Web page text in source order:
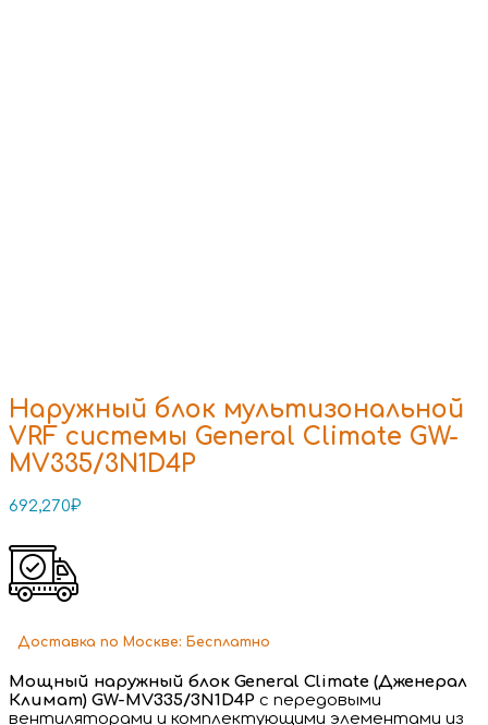
Наружный блок мультизональной
VRF системы General Climate GW-
MV335/3N1D4P
692,270₽
Доставка по Москве: Бесплатно
Мощный наружный блок General Climate (Дженерал
Климат) GW-MV335/3N1D4P с передовыми
вентиляторами и комплектующими элементами из